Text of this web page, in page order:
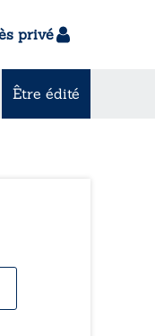
privé
Être édité